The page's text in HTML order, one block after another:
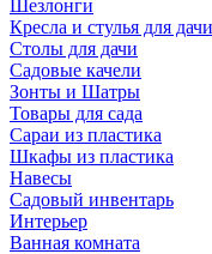
Шезлонги
Кресла и стулья для дачи
Столы для дачи
Садовые качели
Зонты и Шатры
Товары для сада
Сараи из пластика
Шкафы из пластика
Навесы
Садовый инвентарь
Интерьер
Ванная комната